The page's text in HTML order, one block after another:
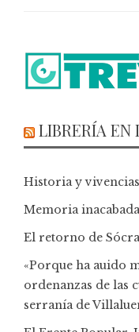
LIBRERÍA EN
Historia y
Memoria inacabada
El retorno de
«Porque ha auido
ordenanzas de las
serranía de